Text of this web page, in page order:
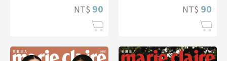
NT$ 90 NT$ 90